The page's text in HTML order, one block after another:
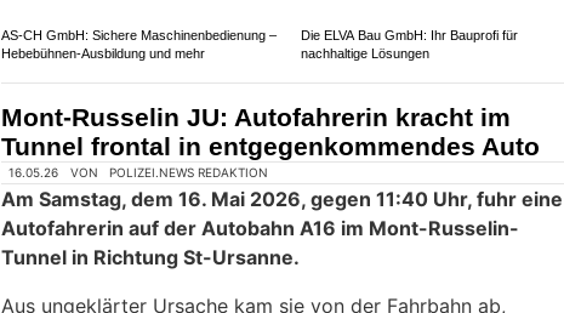
Erlebe libanesische Köstlichkeiten bei Mezami
in Solothurn
A1 / AG: Töfffahrer (28) prallt ungebremst ins
Stauende und wird mittelschwer verletzt